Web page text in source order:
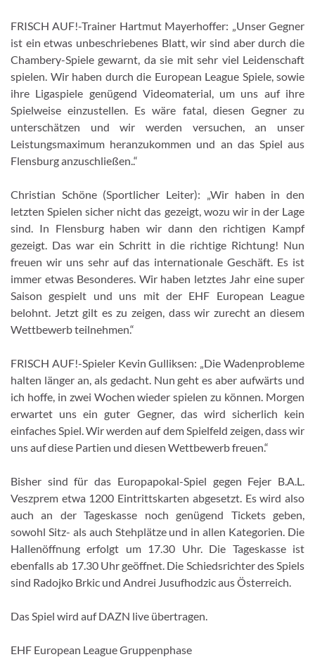
FRISCH AUF!-Trainer Hartmut Mayerhoffer: „Unser Gegner
ist ein etwas unbeschriebenes Blatt, wir sind aber durch die
Chambery-Spiele gewarnt, da sie mit sehr viel Leidenschaft
spielen. Wir haben durch die European League Spiele, sowie
ihre Ligaspiele genügend Videomaterial, um uns auf ihre
Spielweise einzustellen. Es wäre fatal, diesen Gegner zu
unterschätzen und wir werden versuchen, an unser
Leistungsmaximum heranzukommen und an das Spiel aus
Flensburg anzuschließen..“
Christian Schöne (Sportlicher Leiter): „Wir haben in den
letzten Spielen sicher nicht das gezeigt, wozu wir in der Lage
sind. In Flensburg haben wir dann den richtigen Kampf
gezeigt. Das war ein Schritt in die richtige Richtung! Nun
freuen wir uns sehr auf das internationale Geschäft. Es ist
immer etwas Besonderes. Wir haben letztes Jahr eine super
Saison gespielt und uns mit der EHF European League
belohnt. Jetzt gilt es zu zeigen, dass wir zurecht an diesem
Wettbewerb teilnehmen.“
FRISCH AUF!-Spieler Kevin Gulliksen: „Die Wadenprobleme
halten länger an, als gedacht. Nun geht es aber aufwärts und
ich hoffe, in zwei Wochen wieder spielen zu können. Morgen
erwartet uns ein guter Gegner, das wird sicherlich kein
einfaches Spiel. Wir werden auf dem Spielfeld zeigen, dass wir
uns auf diese Partien und diesen Wettbewerb freuen.“
Bisher sind für das Europapokal-Spiel gegen Fejer B.A.L.
Veszprem etwa 1200 Eintrittskarten abgesetzt. Es wird also
auch an der Tageskasse noch genügend Tickets geben,
sowohl Sitz- als auch Stehplätze und in allen Kategorien. Die
Hallenöffnung erfolgt um 17.30 Uhr. Die Tageskasse ist
ebenfalls ab 17.30 Uhr geöffnet. Die Schiedsrichter des Spiels
sind Radojko Brkic und Andrei Jusufhodzic aus Österreich.
Das Spiel wird auf DAZN live übertragen.
EHF European League Gruppenphase